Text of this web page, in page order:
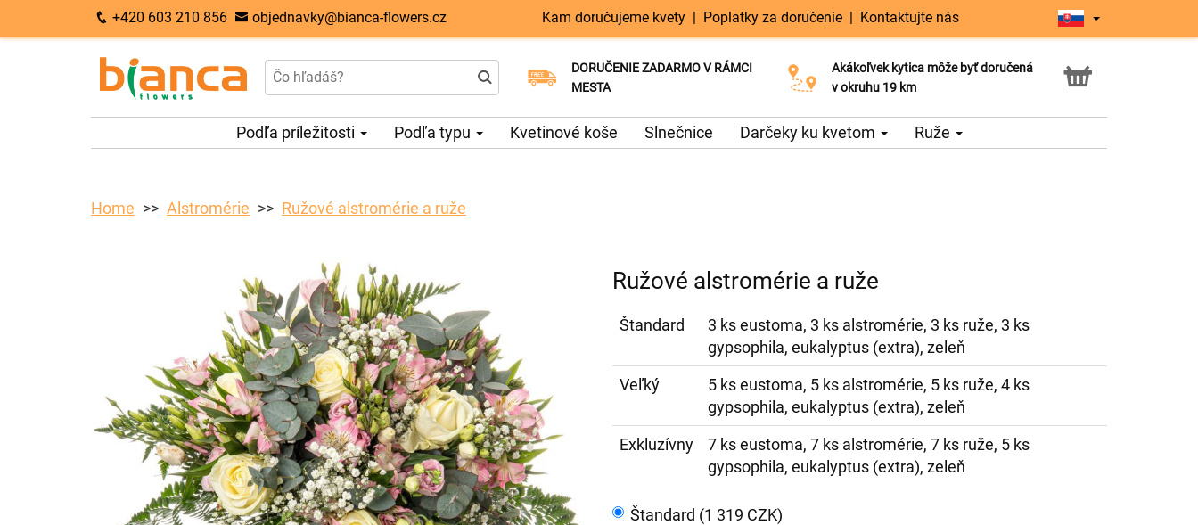
+420 603 210 856 objednavky@bianca-flowers.cz Kam doručujeme kvety | Poplatky za doručenie | Kontaktujte nás
DORUČENIE ZADARMO V RÁMCI
MESTA
Doručenie v ten istý deň k dispozícii
Vyberte si dátum doručenia
Akákoľvek kytica môže byť doručená
v okruhu 19 km
Služba Click & Collect
Podľa príležitosti Podľa typu Kvetinové koše Slnečnice Darčeky ku kvetom Ruže
Home Alstromérie Ružové alstromérie a ruže
Ružové alstromérie a ruže
Štandard
3 ks eustoma, 3 ks alstromérie, 3 ks ruže, 3 ks
gypsophila, eukalyptus (extra), zeleň
Veľký
5 ks eustoma, 5 ks alstromérie, 5 ks ruže, 4 ks
gypsophila, eukalyptus (extra), zeleň
Exkluzívny
7 ks eustoma, 7 ks alstromérie, 7 ks ruže, 5 ks
gypsophila, eukalyptus (extra), zeleň
Štandard (1 319 CZK)